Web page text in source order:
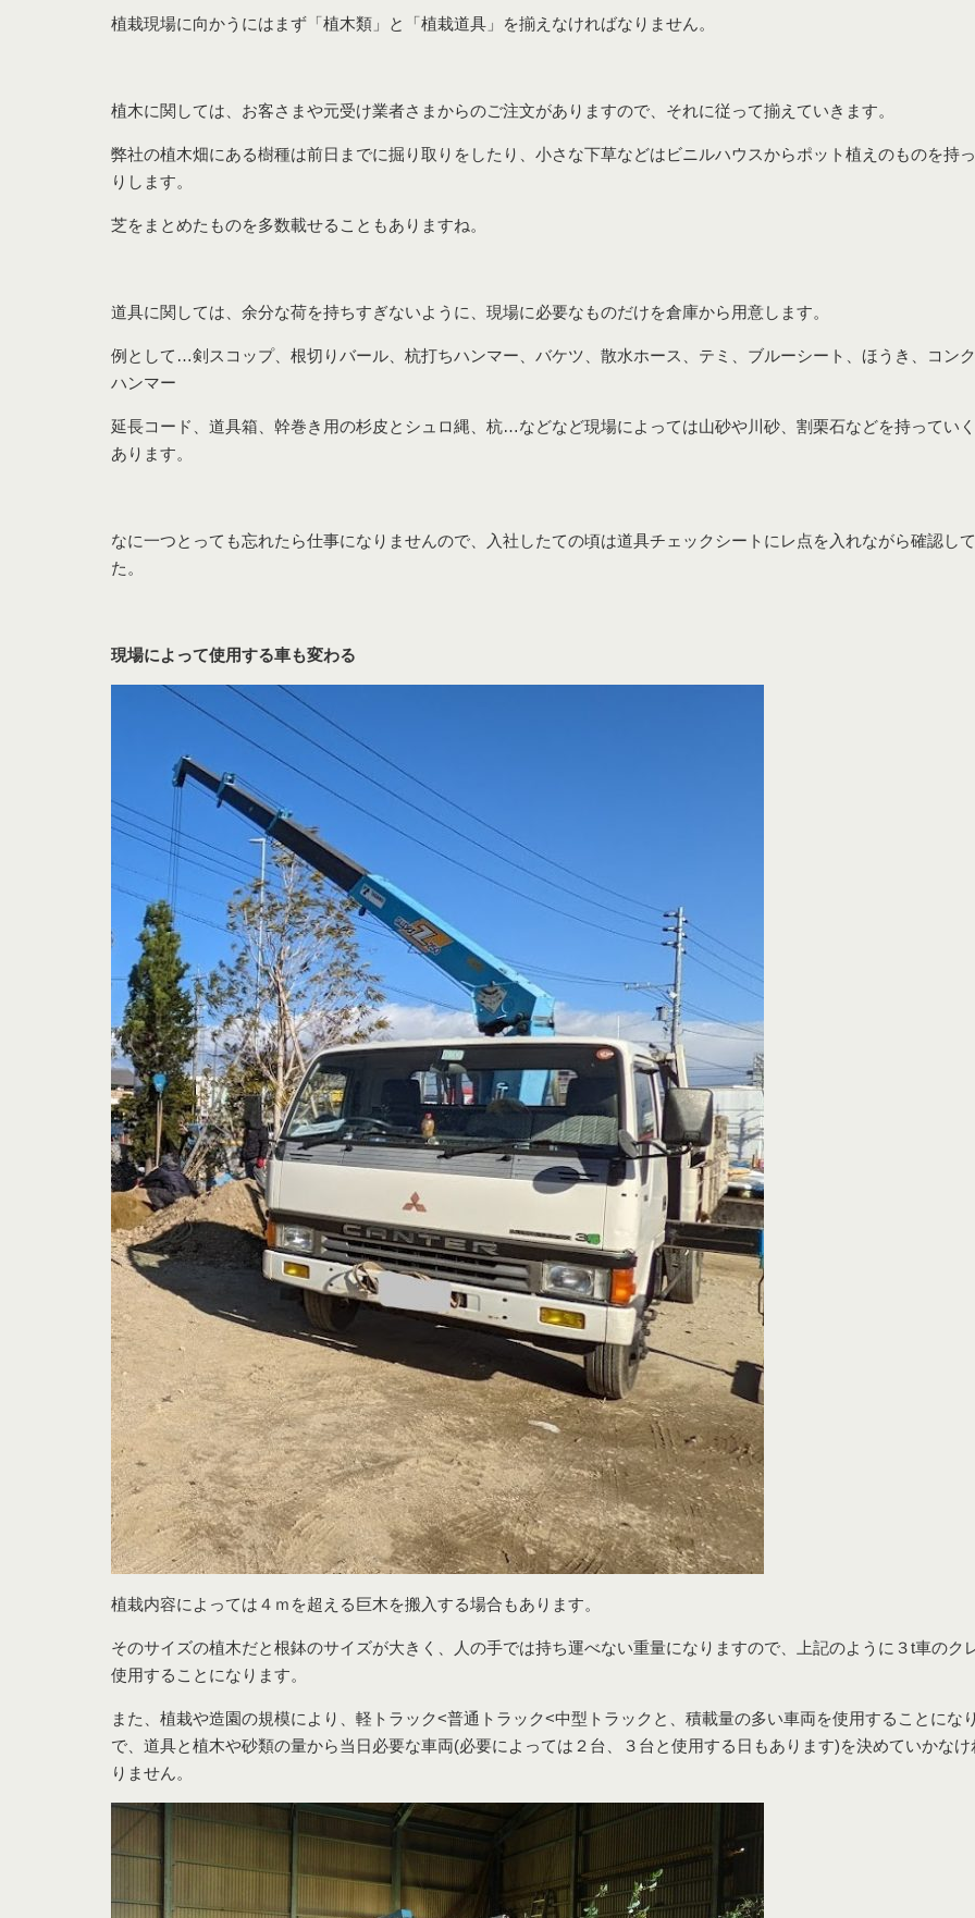
植栽現場に向かうにはまず「植木類」と「植栽道具」を揃えなければなりません。
植木に関しては、お客さまや元受け業者さまからのご注文がありますので、それに従って揃えていきます。
弊社の植木畑にある樹種は前日までに掘り取りをしたり、小さな下草などはビニルハウスからポット植えのものを持
りします。
芝をまとめたものを多数載せることもありますね。
道具に関しては、余分な荷を持ちすぎないように、現場に必要なものだけを倉庫から用意します。
例として…剣スコップ、根切りバール、杭打ちハンマー、バケツ、散水ホース、テミ、ブルーシート、ほうき、コン
ハンマー
延長コード、道具箱、幹巻き用の杉皮とシュロ縄、杭…などなど現場によっては山砂や川砂、割栗石などを持ってい
あります。
なに一つとっても忘れたら仕事になりませんので、入社したての頃は道具チェックシートにレ点を入れながら確認し
た。
現場によって使用する車も変わる
植栽内容によっては４ｍを超える巨木を搬入する場合もあります。
そのサイズの植木だと根鉢のサイズが大きく、人の手では持ち運べない重量になりますので、上記のように３t車のク
使用することになります。
また、植栽や造園の規模により、軽トラック<普通トラック<中型トラックと、積載量の多い車両を使用することにな
で、道具と植木や砂類の量から当日必要な車両(必要によっては２台、３台と使用する日もあります)を決めていかなけ
りません。